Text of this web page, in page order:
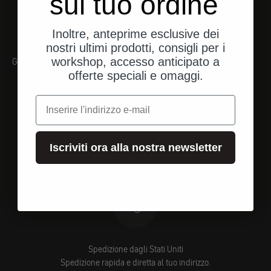
Galleria
Spedizione dagli Stati Uniti
Spedizione rapida e diretta al tuo indirizzo.
Inoltre, anteprime esclusive dei
nostri ultimi prodotti, consigli per i
workshop, accesso anticipato a
offerte speciali e omaggi.
e-mail
Iscriviti ora alla nostra newsletter